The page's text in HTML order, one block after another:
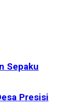
Sepaku
Presisi